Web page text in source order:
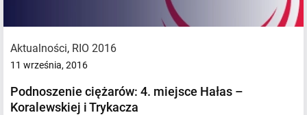
Aktualności, RIO 2016
11 września, 2016
Podnoszenie ciężarów: 4. miejsce Hałas –
Koralewskiej i Trykacza